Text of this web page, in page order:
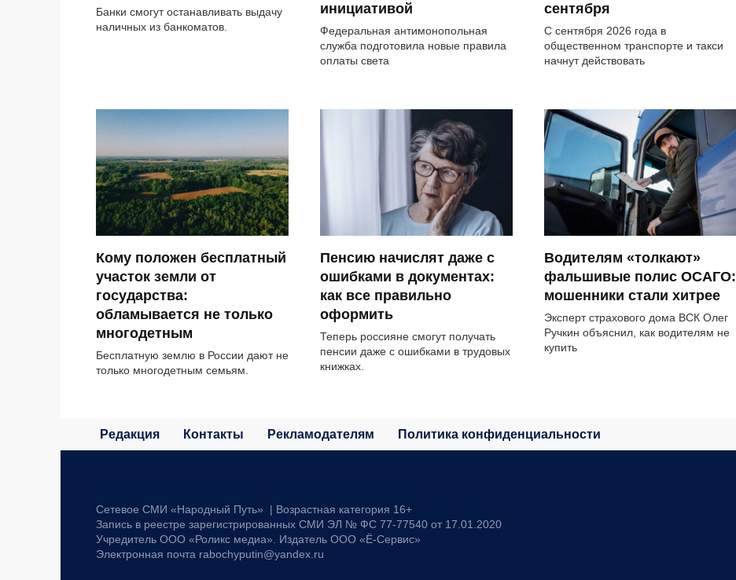
Банки смогут останавливать выдачу
наличных из банкоматов.
инициативой
Федеральная антимонопольная
служба подготовила новые правила
оплаты света
сентября
С сентября 2026 года в
общественном транспорте и такси
начнут действовать
Кому положен бесплатный
участок земли от
государства:
обламывается не только
многодетным
Бесплатную землю в России дают не
только многодетным семьям.
Пенсию начислят даже с
ошибками в документах:
как все правильно
оформить
Теперь россияне смогут получать
пенсии даже с ошибками в трудовых
книжках.
Водителям «толкают»
фальшивые полис ОСАГО:
мошенники стали хитрее
Эксперт страхового дома ВСК Олег
Ручкин объяснил, как водителям не
купить
Редакция Контакты Рекламодателям Политика конфиденциальности
Сетевое СМИ «Народный Путь» | Возрастная категория 16+
Запись в реестре зарегистрированных СМИ ЭЛ № ФС 77-77540 от 17.01.2020
Учредитель ООО «Роликс медиа». Издатель ООО «Ё-Сервис»
Электронная почта rabochyputin@yandex.ru